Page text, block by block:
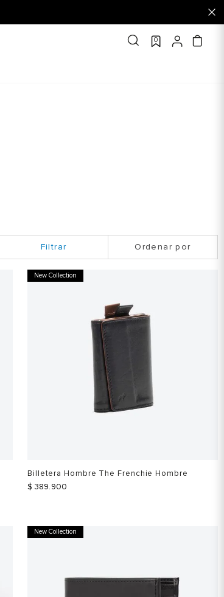
0
Ordenar por
New Collection
Billetera Hombre The Frenchie Hombre
$ 389.900
New Collection